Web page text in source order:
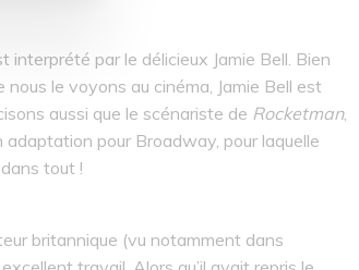
interprété par le délicieux Jamie Bell. Bien
nous le voyons au cinéma, Jamie Bell est
aussi que le scénariste de Rocketman,
pour Broadway, pour laquelle
tout !
britannique (vu notamment dans